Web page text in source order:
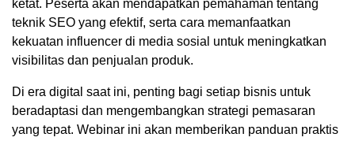
ketat. Peserta akan mendapatkan pemahaman tentang
teknik SEO yang efektif, serta cara memanfaatkan
kekuatan influencer di media sosial untuk meningkatkan
visibilitas dan penjualan produk.
Di era digital saat ini, penting bagi setiap bisnis untuk
beradaptasi dan mengembangkan strategi pemasaran
yang tepat. Webinar ini akan memberikan panduan praktis